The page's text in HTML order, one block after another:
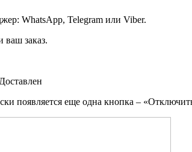
WhatsApp, Telegram или Viber.
ваш заказ.
появляется еще одна кнопка –